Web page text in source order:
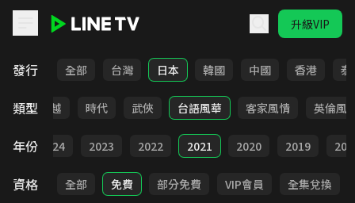
升級VIP
發行 全部 台灣 日本 韓國 中國 香港 泰
類型
俠 穿越 時代 武俠 台語風華 客家風情 英倫風
年份 2024 2023 2022 2021 2020 2019
資格 全部 免費 部分免費 VIP會員 全集兌換